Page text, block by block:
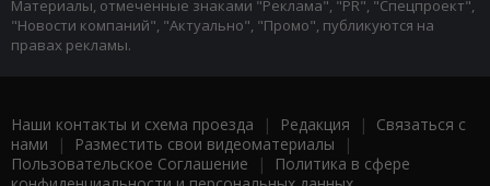
Материалы, отмеченные знаками "Реклама", "PR", "Спецпроект",
"Новости компаний", "Актуально", "Промо", публикуются на
правах рекламы.
Наши контакты и схема проезда | Редакция | Связаться с
нами | Разместить свои видеоматериалы |
Пользовательское Соглашение |
Политика в сфере